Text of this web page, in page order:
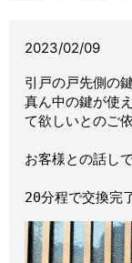
2023/02/09
引戸の戸先側の
真ん中の鍵が使
て欲しいとのご
お客様との話し
20分程で交換完